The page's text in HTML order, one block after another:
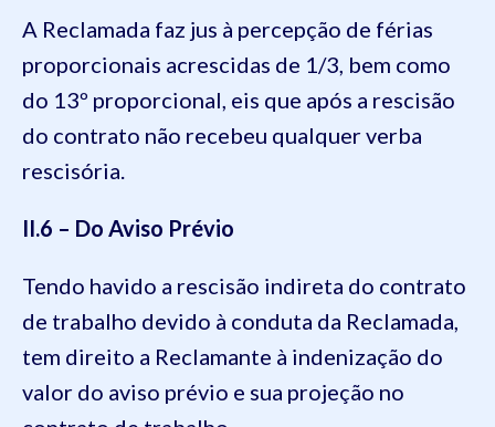
A Reclamada faz jus à percepção de férias
proporcionais acrescidas de 1/3, bem como
do 13º proporcional, eis que após a rescisão
do contrato não recebeu qualquer verba
rescisória.
II.6 – Do Aviso Prévio
Tendo havido a rescisão indireta do contrato
de trabalho devido à conduta da Reclamada,
tem direito a Reclamante à indenização do
valor do aviso prévio e sua projeção no